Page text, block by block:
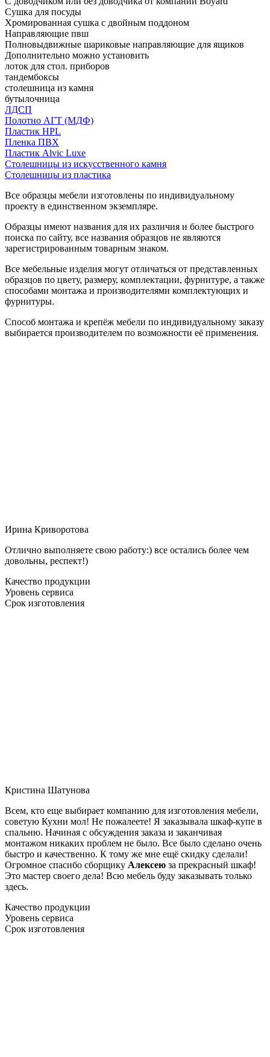
Сушка для посуды
Хромированная сушка с двойным поддоном
Направляющие пвш
Полновыдвижные шариковые направляющие для ящиков
Дополнительно можно установить
лоток для стол. приборов
тандембоксы
столешница из камня
бутылочница
ЛДСП
Полотно АГТ (МДФ)
Пластик HPL
Пленка ПВХ
Пластик Alvic Luxe
Столешницы из искусственного камня
Столешницы из пластика
Все образцы мебели изготовлены по индивидуальному
проекту в единственном экземпляре.
Образцы имеют названия для их различия и более быстрого
поиска по сайту, все названия образцов не являются
зарегистрированным товарным знаком.
Все мебельные изделия могут отличаться от представленных
образцов по цвету, размеру, комплектации, фурнитуре, а также
способами монтажа и производителями комплектующих и
фурнитуры.
Способ монтажа и крепёж мебели по индивидуальному заказу
выбирается производителем по возможности её применения.
Ирина Криворотова
Отлично выполняете свою работу:) все остались более чем
довольны, респект!)
Качество продукции
Уровень сервиса
Срок изготовления
Кристина Шатунова
Всем, кто еще выбирает компанию для изготовления мебели,
советую Кухни мол! Не пожалеете! Я заказывала шкаф-купе в
спальню. Начиная с обсуждения заказа и заканчивая
монтажом никаких проблем не было. Все было сделано очень
быстро и качественно. К тому же мне ещё скидку сделали!
Огромное спасибо сборщику Алексею за прекрасный шкаф!
Это мастер своего дела! Всю мебель буду заказывать только
здесь.
Качество продукции
Уровень сервиса
Срок изготовления